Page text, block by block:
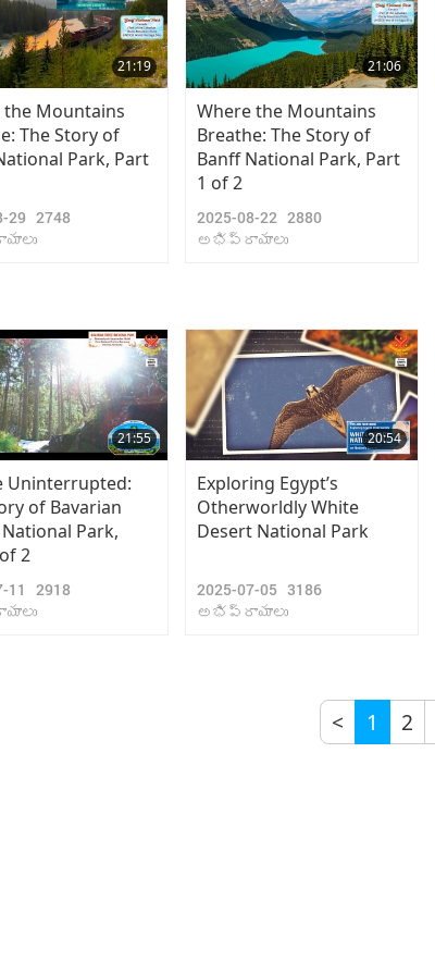
21:19
the Mountains
The Story of
Park, Part
29 2748
21:06
Where the Mountains
Breathe: The Story of
Banff National Park, Part
1 of 2
2025-08-22 2880
అభిప్రాయాలు
21:55
Uninterrupted:
of Bavarian
Park,
2
11 2918
20:54
Exploring Egypt’s
Otherworldly White
Desert National Park
2025-07-05 3186
అభిప్రాయాలు
< 1 2